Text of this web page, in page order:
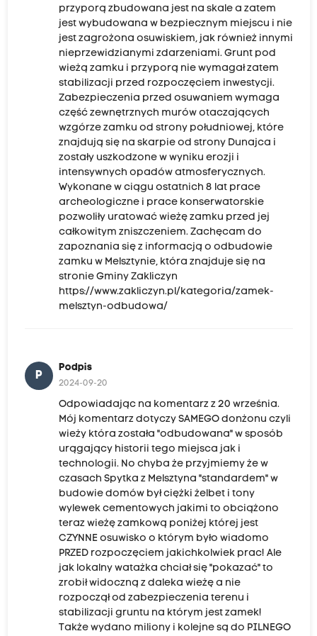
przyporą zbudowana jest na skale a zatem
jest wybudowana w bezpiecznym miejscu i nie
jest zagrożona osuwiskiem, jak również innymi
nieprzewidzianymi zdarzeniami. Grunt pod
wieżą zamku i przyporą nie wymagał zatem
stabilizacji przed rozpoczęciem inwestycji.
Zabezpieczenia przed osuwaniem wymaga
część zewnętrznych murów otaczających
wzgórze zamku od strony południowej, które
znajdują się na skarpie od strony Dunajca i
zostały uszkodzone w wyniku erozji i
intensywnych opadów atmosferycznych.
Wykonane w ciągu ostatnich 8 lat prace
archeologiczne i prace konserwatorskie
pozwoliły uratować wieżę zamku przed jej
całkowitym zniszczeniem. Zachęcam do
zapoznania się z informacją o odbudowie
zamku w Melsztynie, która znajduje się na
stronie Gminy Zakliczyn
https://www.zakliczyn.pl/kategoria/zamek-
melsztyn-odbudowa/
P
Podpis
2024-09-20
Odpowiadając na komentarz z 20 września.
Mój komentarz dotyczy SAMEGO donżonu czyli
wieży która została "odbudowana" w sposób
urągający historii tego miejsca jak i
technologii. No chyba że przyjmiemy że w
czasach Spytka z Melsztyna "standardem" w
budowie domów był ciężki żelbet i tony
wylewek cementowych jakimi to obciążono
teraz wieżę zamkową poniżej której jest
CZYNNE osuwisko o którym było wiadomo
PRZED rozpoczęciem jakichkolwiek prac! Ale
jak lokalny watażka chciał się "pokazać" to
zrobił widoczną z daleka wieżę a nie
rozpoczął od zabezpieczenia terenu i
stabilizacji gruntu na którym jest zamek!
Także wydano miliony i kolejne są do PILNEGO